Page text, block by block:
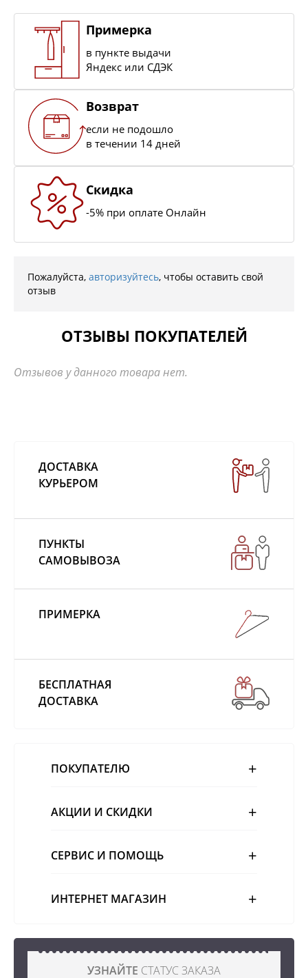
Примерка
в пункте выдачи
Яндекс или СДЭК
Возврат
если не подошло
в течении 14 дней
Скидка
-5% при оплате Онлайн
Пожалуйста, авторизуйтесь, чтобы оставить свой
отзыв
ОТЗЫВЫ ПОКУПАТЕЛЕЙ
Отзывов у данного товара нет.
ДОСТАВКА
КУРЬЕРОМ
ПУНКТЫ
САМОВЫВОЗА
ПРИМЕРКА
БЕСПЛАТНАЯ
ДОСТАВКА
ПОКУПАТЕЛЮ
АКЦИИ И СКИДКИ
СЕРВИС И ПОМОЩЬ
ИНТЕРНЕТ МАГАЗИН
УЗНАЙТЕ СТАТУС ЗАКАЗА